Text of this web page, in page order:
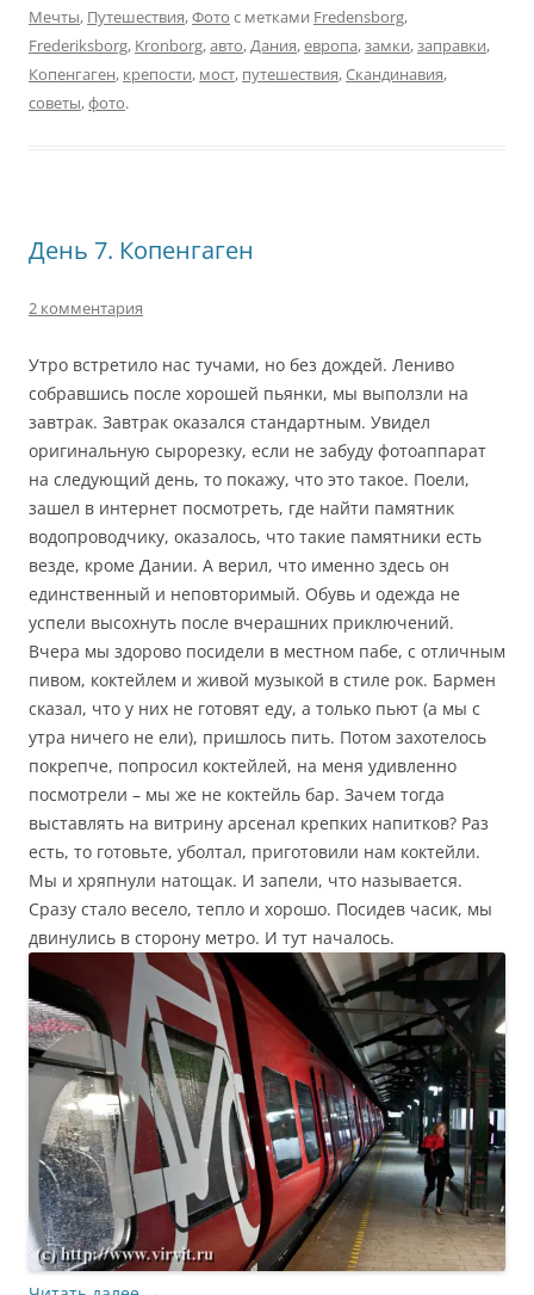
Мечты, Путешествия,Фото с метками Fredensborg,
Frederiksborg, Kronborg,авто,Дания,европа,замки,заправки,
Копенгаген, крепости, мост, путешествия,Скандинавия,
советы,фото.
День 7. Копенгаген
2 комментария
Утро встретило нас тучами, но без дождей. Лениво
собравшись после хорошей пьянки, мы выползли на
завтрак. Завтрак оказался стандартным. Увидел
оригинальную сырорезку, если не забуду фотоаппарат
на следующий день, то покажу, что это такое. Поели,
зашел в интернет посмотреть, где найти памятник
водопроводчику, оказалось, что такие памятники есть
везде, кроме Дании. А верил, что именно здесь он
единственный и неповторимый. Обувь и одежда не
успели высохнуть после вчерашних приключений.
Вчера мы здорово посидели в местном пабе, с отличным
пивом, коктейлем и живой музыкой в стиле рок. Бармен
сказал, что у них не готовят еду, а только пьют (а мы с
утра ничего не ели), пришлось пить. Потом захотелось
покрепче, попросил коктейлей, на меня удивленно
посмотрели – мы же не коктейль бар. Зачем тогда
выставлять на витрину арсенал крепких напитков? Раз
есть, то готовьте, уболтал, приготовили нам коктейли.
Мы и хряпнули натощак. И запели, что называется.
Сразу стало весело, тепло и хорошо. Посидев часик, мы
двинулись в сторону метро. И тут началось.